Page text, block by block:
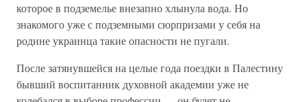
которое в подземелье внезапно хлынула вода. Но
знакомого уже с подземными сюрпризами у себя на
родине украинца такие опасности не пугали.
После затянувшейся на целые года поездки в Палестину
бывший воспитанник духовной академии уже не